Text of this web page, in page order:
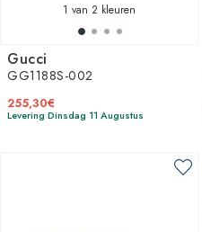
1 van 2 kleuren
Gucci
GG1188S-002
255,30€
Levering Dinsdag 11 Augustus